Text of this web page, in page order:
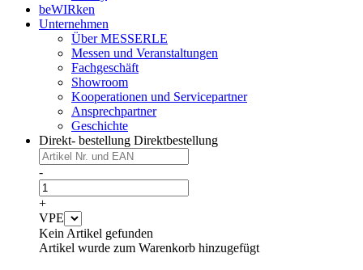
beWIRken
Unternehmen
Über MESSERLE
Messen und Veranstaltungen
Fachgeschäft
Showroom
Kooperationen und Servicepartner
Ansprechpartner
Geschichte
Direkt- bestellung Direktbestellung
-
+
VPE
Kein Artikel gefunden
Artikel wurde zum Warenkorb hinzugefügt